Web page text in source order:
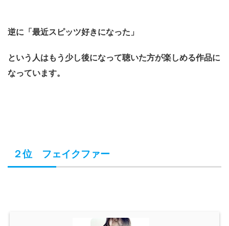
逆に「最近スピッツ好きになった」
という人はもう少し後になって聴いた方が楽しめる作品に
なっています。
２位 フェイクファー